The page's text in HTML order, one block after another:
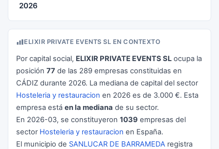
2026
ELIXIR PRIVATE EVENTS SL EN CONTEXTO
Por capital social, ELIXIR PRIVATE EVENTS SL ocupa la
posición 77 de las 289 empresas constituidas en
CÁDIZ durante 2026. La mediana de capital del sector
Hosteleria y restauracion en 2026 es de 3.000 €. Esta
empresa está en la mediana de su sector.
En 2026-03, se constituyeron 1039 empresas del
sector Hosteleria y restauracion en España.
El municipio de SANLUCAR DE BARRAMEDA registra